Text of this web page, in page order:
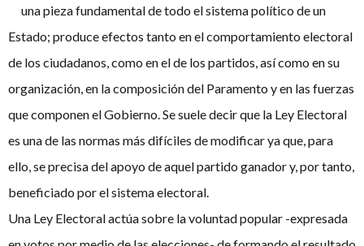
una pieza fundamental de todo el sistema político de un
Estado; produce efectos tanto en el comportamiento electoral
de los ciudadanos, como en el de los partidos, así como en su
organización, en la composición del Paramento y en las fuerzas
que componen el Gobierno. Se suele decir que la Ley Electoral
es una de las normas más difíciles de modificar ya que, para
ello, se precisa del apoyo de aquel partido ganador y, por tanto,
beneficiado por el sistema electoral.
Una Ley Electoral actúa sobre la voluntad popular -expresada